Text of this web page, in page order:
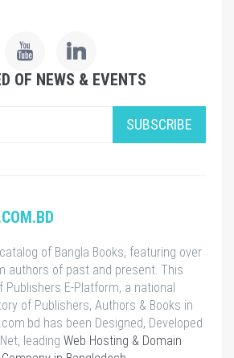
OF NEWS & EVENTS
SUBSCRIBE
of Bangla Books, featuring over
authors of past and present. This
Publishers E-Platform, a national
of Publishers, Authors & Books in
has been Designed, Developed
leading Web Hosting & Domain